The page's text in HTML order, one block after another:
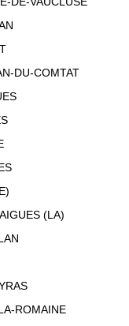
DU-COMTAT
(LA)
ROMAINE